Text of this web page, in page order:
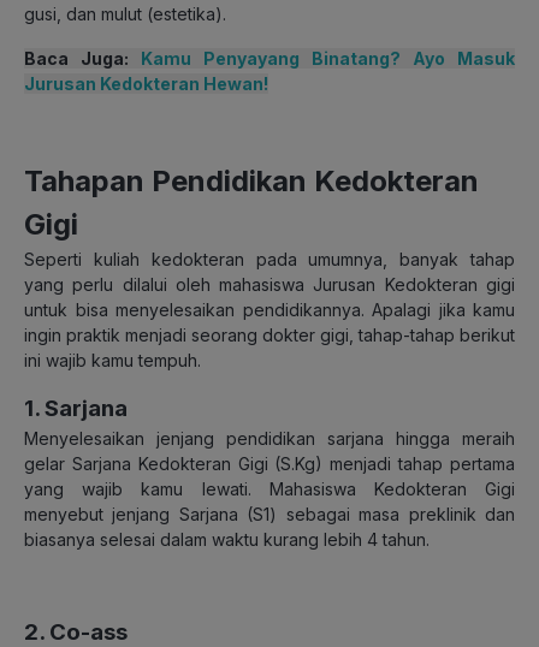
gusi, dan mulut (estetika).
Baca Juga: Kamu Penyayang Binatang? Ayo Masuk
Jurusan Kedokteran Hewan!
Tahapan Pendidikan Kedokteran
Gigi
Seperti kuliah kedokteran pada umumnya, banyak tahap
yang perlu dilalui oleh mahasiswa Jurusan Kedokteran gigi
untuk bisa menyelesaikan pendidikannya. Apalagi jika kamu
ingin praktik menjadi seorang dokter gigi, tahap-tahap berikut
ini wajib kamu tempuh.
1. Sarjana
Menyelesaikan jenjang pendidikan sarjana hingga meraih
gelar Sarjana Kedokteran Gigi (S.Kg) menjadi tahap pertama
yang wajib kamu lewati. Mahasiswa Kedokteran Gigi
menyebut jenjang Sarjana (S1) sebagai masa preklinik dan
biasanya selesai dalam waktu kurang lebih 4 tahun.
2. Co-ass